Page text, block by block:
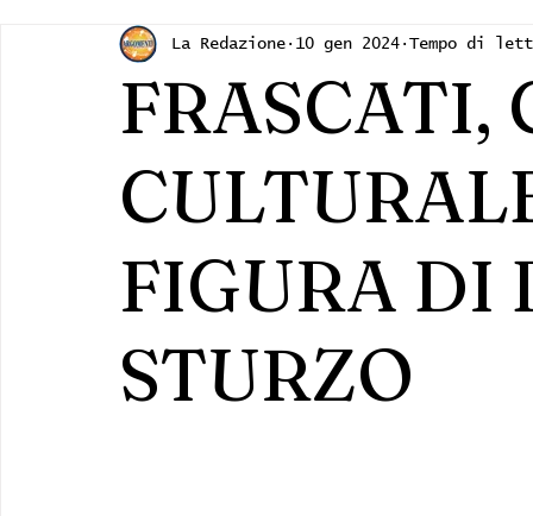
Roma Capitale Regione Lazio Associazioni
Religione Monteporzio Catone Partner
FRASCATI,
FIGURA DI
STURZO
La Redazione 10 gen 2024 Tempo di